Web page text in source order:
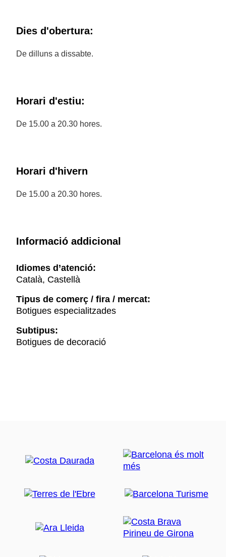
Dies d'obertura:
De dilluns a dissabte.
Horari d'estiu:
De 15.00 a 20.30 hores.
Horari d'hivern
De 15.00 a 20.30 hores.
Informació addicional
Idiomes d’atenció:
Català, Castellà
Tipus de comerç / fira / mercat:
Botigues especialitzades
Subtipus:
Botigues de decoració